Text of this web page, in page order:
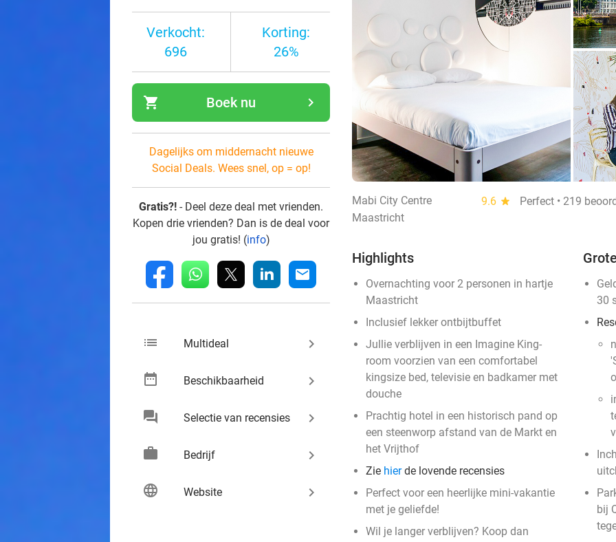
Verkocht:
696
Korting:
26%
shopping_cart navigate_next
Boek nu
Dagelijks om middernacht nieuwe
Social Deals. Wees snel, op = op!
Gratis?! - Deel deze deal met vrienden.
Kopen drie vrienden? Dan is de deal voor
jou gratis! (info)
fb whatsapp linkedin mail
list Multideal keyboard_arrow_right
date_range Beschikbaarheid keyboard_arrow_right
chat Selectie van recensies keyboard_arrow_right
work Bedrijf keyboard_arrow_right
language Website keyboard_arrow_right
Mabi City Centre 9.6 star
Perfect • 219
Maastricht
Highlights
Overnachting voor 2 personen in hartje
Maastricht
Inclusief lekker ontbijtbuffet
Jullie verblijven in een Imagine King-
room voorzien van een comfortabel
kingsize bed, televisie en badkamer met
douche
Prachtig hotel in een historisch pand op
een steenworp afstand van de Markt en
het Vrijthof
Zie hierde lovende recensies
Perfect voor een heerlijke mini-vakantie
met je geliefde!
Wil je langer verblijven? Koop dan
30
bij